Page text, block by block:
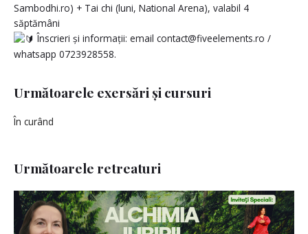
Sambodhi.ro) + Tai chi (luni, National Arena), valabil 4
săptămâni
Înscrieri și informații: email contact@fiveelements.ro /
whatsapp 0723928558.
Următoarele exersări și cursuri
În curând
Următoarele retreaturi